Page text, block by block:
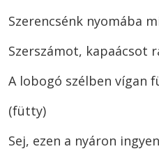
Szerencsénk nyomába
Szerszámot, kapaácsot
A lobogó szélben vígan
(fütty)
Sej, ezen a nyáron